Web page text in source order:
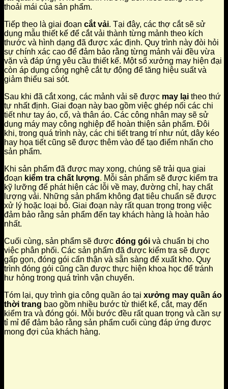
thoải mái của sản phẩm.
Tiếp theo là giai đoạn cắt vải. Tại đây, các thợ cắt sẽ sử
dụng mẫu thiết kế để cắt vải thành từng mảnh theo kích
thước và hình dạng đã được xác định. Quy trình này đòi hỏi
sự chính xác cao để đảm bảo rằng từng mảnh vải đều vừa
vặn và đáp ứng yêu cầu thiết kế. Một số xưởng may hiện đại
còn áp dụng công nghệ cắt tự động để tăng hiệu suất và
giảm thiểu sai sót.
Sau khi đã cắt xong, các mảnh vải sẽ được may lại theo thứ
tự nhất định. Giai đoạn này bao gồm việc ghép nối các chi
tiết như tay áo, cổ, và thân áo. Các công nhân may sẽ sử
dụng máy may công nghiệp để hoàn thiện sản phẩm. Đôi
khi, trong quá trình này, các chi tiết trang trí như nút, dây kéo
hay họa tiết cũng sẽ được thêm vào để tạo điểm nhấn cho
sản phẩm.
Khi sản phẩm đã được may xong, chúng sẽ trải qua giai
đoạn kiểm tra chất lượng. Mỗi sản phẩm sẽ được kiểm tra
kỹ lưỡng để phát hiện các lỗi về may, đường chỉ, hay chất
lượng vải. Những sản phẩm không đạt tiêu chuẩn sẽ được
xử lý hoặc loại bỏ. Giai đoạn này rất quan trọng trong việc
đảm bảo rằng sản phẩm đến tay khách hàng là hoàn hảo
nhất.
Cuối cùng, sản phẩm sẽ được đóng gói và chuẩn bị cho
việc phân phối. Các sản phẩm đã được kiểm tra sẽ được
gấp gọn, đóng gói cẩn thận và sẵn sàng để xuất kho. Quy
trình đóng gói cũng cần được thực hiện khoa học để tránh
hư hỏng trong quá trình vận chuyển.
Tóm lại, quy trình gia công quần áo tại xưởng may quần áo
thời trang bao gồm nhiều bước từ thiết kế, cắt, may đến
kiểm tra và đóng gói. Mỗi bước đều rất quan trọng và cần sự
tỉ mỉ để đảm bảo rằng sản phẩm cuối cùng đáp ứng được
mong đợi của khách hàng.